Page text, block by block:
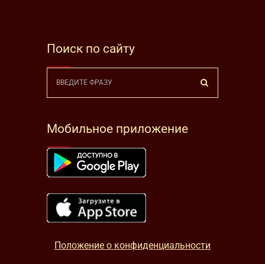
Поиск по сайту
Мобильное приложение
Положение о конфиденциальности